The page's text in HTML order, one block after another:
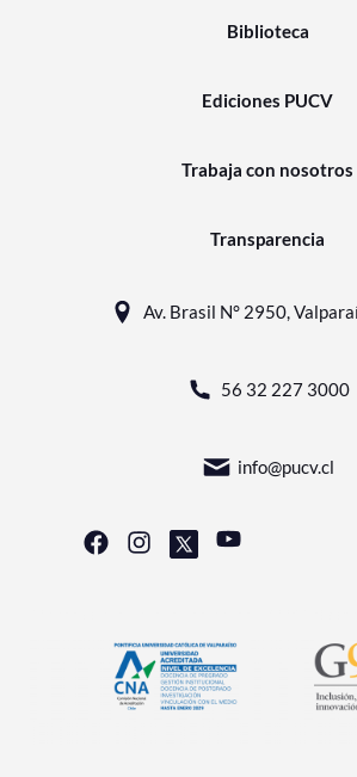
Biblioteca
Ediciones PUCV
Trabaja con nosotros
Transparencia
Av. Brasil N° 2950,
56 32 227 3000
info@pucv.cl